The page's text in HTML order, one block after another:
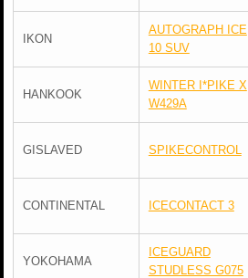
IKON
AUTOGRAPH ICE
10 SUV
HANKOOK
WINTER I*PIKE X
W429A
GISLAVED SPIKECONTROL
CONTINENTAL ICECONTACT 3
YOKOHAMA
ICEGUARD
STUDLESS G075